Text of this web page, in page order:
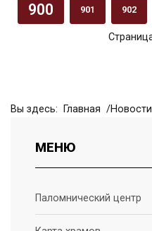
900 901 902
Вы здесь: Главная Новости
МЕНЮ
Паломнический центр